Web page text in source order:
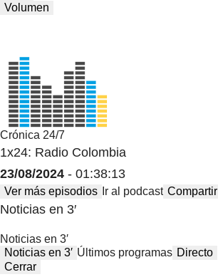
Volumen
Crónica 24/7
1x24: Radio Colombia
23/08/2024 - 01:38:13
Ver más episodios Ir al podcast Compartir
Noticias en 3′
Noticias en 3′
Noticias en 3′ Últimos programas Directo
Cerrar